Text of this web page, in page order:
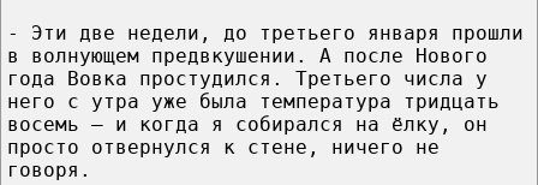
- Эти две недели, до третьего января прошли
в волнующем предвкушении. А после Нового
года Вовка простудился. Третьего числа у
него с утра уже была температура тридцать
восемь – и когда я собирался на ёлку, он
просто отвернулся к стене, ничего не
говоря.